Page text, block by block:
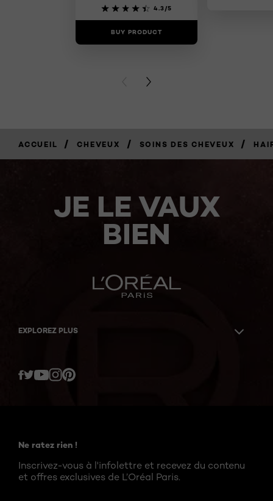
4.3/5
BUY PRODUCT
PREVIOUS CARD
NEXT CARD
ACCUEIL / CHEVEUX / SOINS DES CHEVEUX /
JE LE VAUX
BIEN
EXPLOREZ PLUS
Ne ratez rien !
Inscrivez-vous à l'infolettre et recevez du contenu
et offres exclusives de L’Oréal Paris.